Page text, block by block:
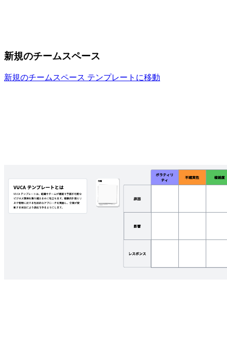
新規のチームスペース
新規のチームスペース テンプレートに移動